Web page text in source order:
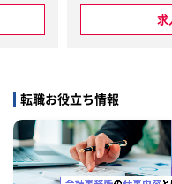
速な意
合した
管理の
メンバ
善・高
だ
1.
訳
質
・
有
求
転職お役立ち情報